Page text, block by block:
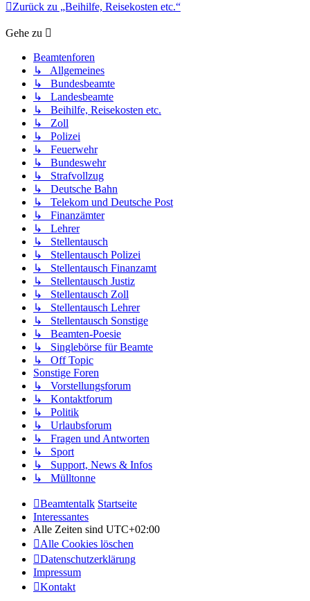
Zurück zu „Beihilfe, Reisekosten etc.“
Gehe zu
Beamtenforen
↳ Allgemeines
↳ Bundesbeamte
↳ Landesbeamte
↳ Beihilfe, Reisekosten etc.
↳ Zoll
↳ Polizei
↳ Feuerwehr
↳ Bundeswehr
↳ Strafvollzug
↳ Deutsche Bahn
↳ Telekom und Deutsche Post
↳ Finanzämter
↳ Lehrer
↳ Stellentausch
↳ Stellentausch Polizei
↳ Stellentausch Finanzamt
↳ Stellentausch Justiz
↳ Stellentausch Zoll
↳ Stellentausch Lehrer
↳ Stellentausch Sonstige
↳ Beamten-Poesie
↳ Singlebörse für Beamte
↳ Off Topic
Sonstige Foren
↳ Vorstellungsforum
↳ Kontaktforum
↳ Politik
↳ Urlaubsforum
↳ Fragen und Antworten
↳ Sport
↳ Support, News & Infos
↳ Mülltonne
Beamtentalk Startseite
Interessantes
Alle Zeiten sind UTC+02:00
Alle Cookies löschen
Datenschutzerklärung
Impressum
Kontakt